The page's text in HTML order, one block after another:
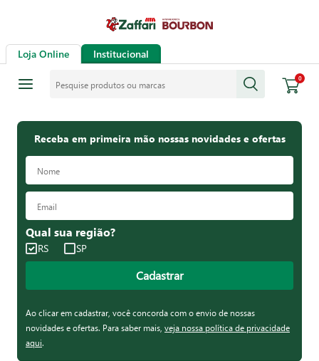
Loja Online Institucional
0
Receba em primeira mão nossas novidades e ofertas
Qual sua região?
RS SP
Cadastrar
Ao clicar em cadastrar, você concorda com o envio de nossas
novidades e ofertas. Para saber mais, veja nossa política de privacidade
aqui.